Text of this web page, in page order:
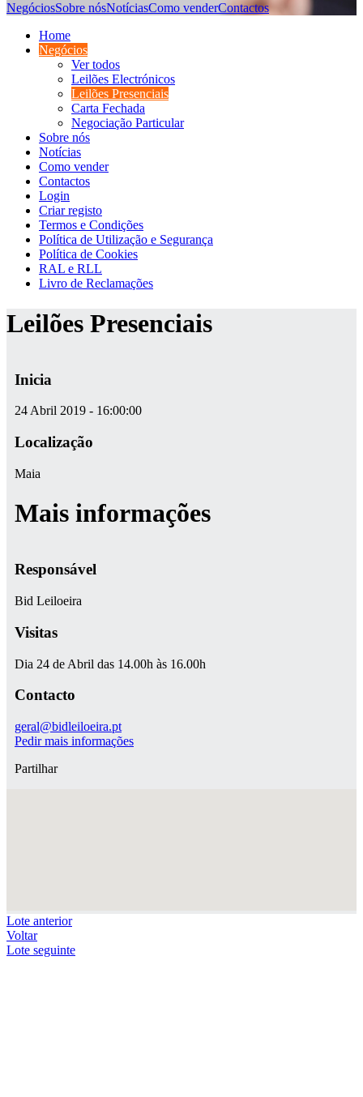
NegóciosSobre nósNotíciasComo venderContactos
Home
Negócios
Ver todos
Leilões Electrónicos
Leilões Presenciais
Carta Fechada
Negociação Particular
Sobre nós
Notícias
Como vender
Contactos
Login
Criar registo
Termos e Condições
Política de Utilização e Segurança
Política de Cookies
RAL e RLL
Livro de Reclamações
Leilões Presenciais
Inicia
24 Abril 2019 - 16:00:00
Localização
Maia
Mais informações
Responsável
Bid Leiloeira
Visitas
Dia 24 de Abril das 14.00h às 16.00h
Contacto
geral@bidleiloeira.pt
Pedir mais informações
Partilhar
Lote anterior
Voltar
Lote seguinte